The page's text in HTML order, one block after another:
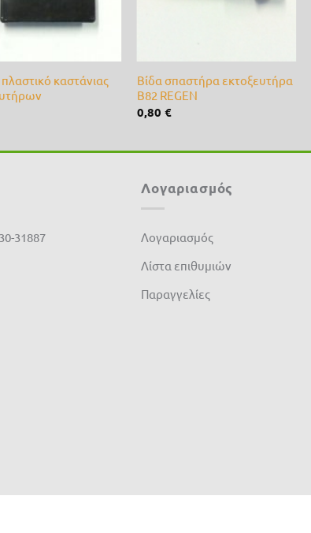
καστάνιας
Βίδα σπαστήρα εκτοξευτήρα
Β82 REGEN
0,80 €
31887
Λογαριασμός
Λογαριασμός
Λίστα επιθυμιών
Παραγγελίες